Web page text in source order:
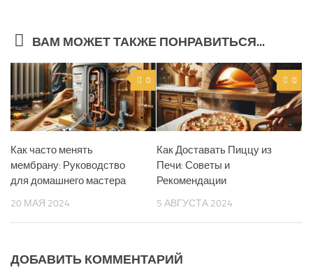
ВАМ МОЖЕТ ТАКЖЕ ПОНРАВИТЬСЯ...
0
Как часто менять
мембрану: Руководство
для домашнего мастера
20 МАЯ 2024
0
Как Доставать Пиццу из
Печи: Советы и
Рекомендации
5 АВГУСТА 2024
ДОБАВИТЬ КОММЕНТАРИЙ